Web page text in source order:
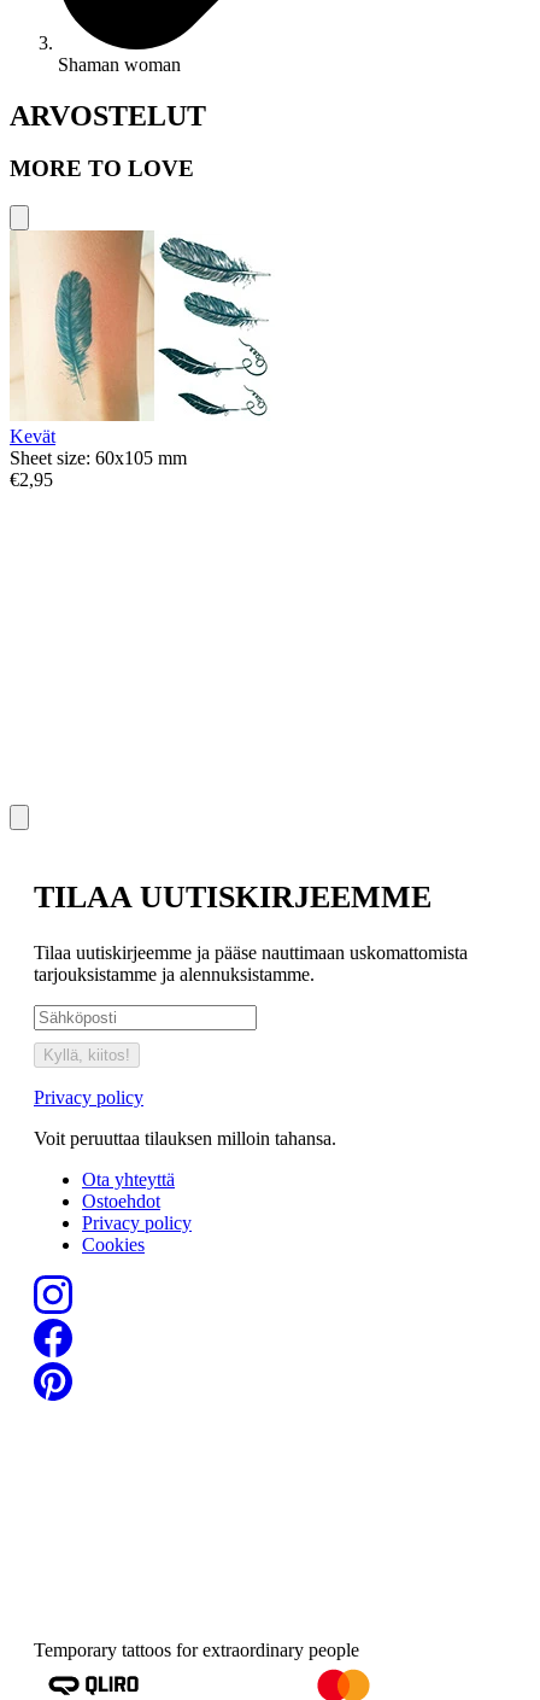
Shaman woman
ARVOSTELUT
MORE TO LOVE
Kevät
Sheet size: 60x105 mm
€2,95
TILAA UUTISKIRJEEMME
Tilaa uutiskirjeemme ja pääse nauttimaan uskomattomista
tarjouksistamme ja alennuksistamme.
Kyllä, kiitos!
Privacy policy
Voit peruuttaa tilauksen milloin tahansa.
Ota yhteyttä
Ostoehdot
Privacy policy
Cookies
Temporary tattoos for extraordinary people